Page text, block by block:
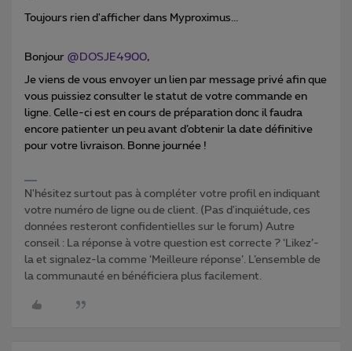
Toujours rien d'afficher dans Myproximus...
Bonjour @DOSJE4900,
Je viens de vous envoyer un lien par message privé afin que
vous puissiez consulter le statut de votre commande en
ligne. Celle-ci est en cours de préparation donc il faudra
encore patienter un peu avant d’obtenir la date définitive
pour votre livraison. Bonne journée !
N'hésitez surtout pas à compléter votre profil en indiquant
votre numéro de ligne ou de client. (Pas d'inquiétude, ces
données resteront confidentielles sur le forum) Autre
conseil : La réponse à votre question est correcte ? ‘Likez’-
la et signalez-la comme ‘Meilleure réponse’. L’ensemble de
la communauté en bénéficiera plus facilement.